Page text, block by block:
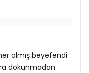
almış beyefendi
dokunmadan